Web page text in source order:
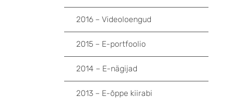
2016 – Videoloengud
2015 – E-portfoolio
2014 – E-nägijad
2013 – E-õppe kiirabi